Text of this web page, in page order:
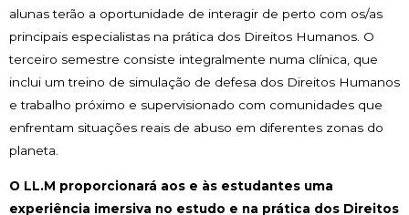
alunas terão a oportunidade de interagir de perto com os/as
principais especialistas na prática dos Direitos Humanos. O
terceiro semestre consiste integralmente numa clínica, que
inclui um treino de simulação de defesa dos Direitos Humanos
e trabalho próximo e supervisionado com comunidades que
enfrentam situações reais de abuso em diferentes zonas do
planeta.
O LL.M proporcionará aos e às estudantes uma
experiência imersiva no estudo e na prática dos Direitos